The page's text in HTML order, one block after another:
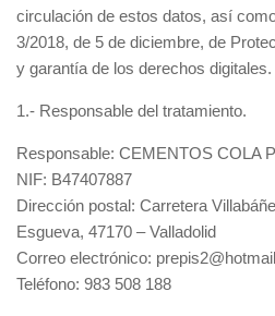
circulación de estos datos, así
3/2018, de 5 de diciembre, de
y garantía de los derechos digitales.
1.- Responsable del tratamiento.
Responsable: CEMENTOS COLA
NIF: B47407887
Dirección postal: Carretera
Esgueva, 47170 – Valladolid
Correo electrónico:
Teléfono: 983 508 188